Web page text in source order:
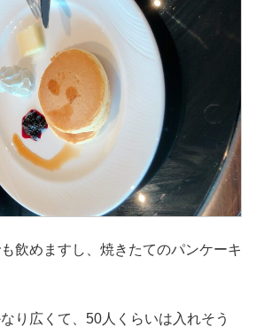
飲めますし、焼きたてのパンケーキ
り広くて、50人くらいは入れそう